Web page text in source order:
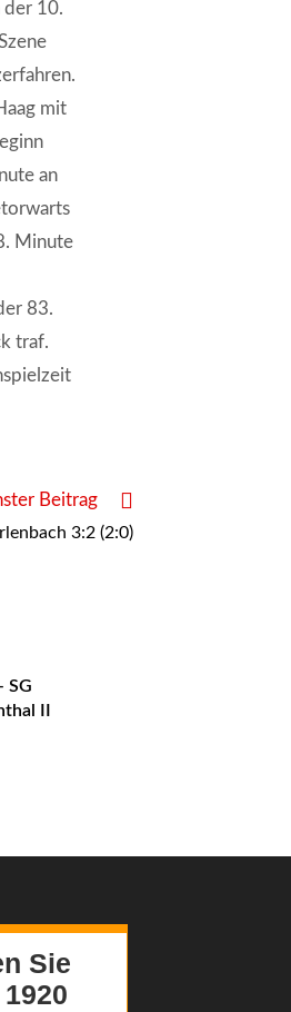
der 10.
mit
an
Minute
83.
traf.
Beitrag
3:2 (2:0)
SG
II